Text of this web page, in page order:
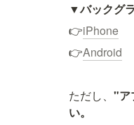
▼バックグ
👉iPhone
👉Android
ただし、 "ア
い。